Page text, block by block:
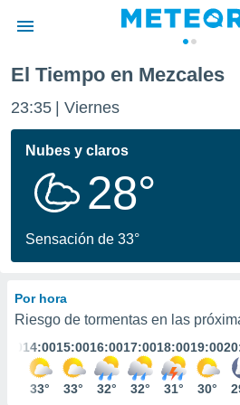
de
por
se
calidad.
a este
las
y
forma
digital
basada
El Tiempo en Mezcales
23:35 Viernes
Nubes y claros
28°
Sensación de 33°
Por hora
Riesgo de tormentas en las
14:00
33°
15:00
33°
16:00
32°
17:00
32°
18:00
31°
19:00
30°